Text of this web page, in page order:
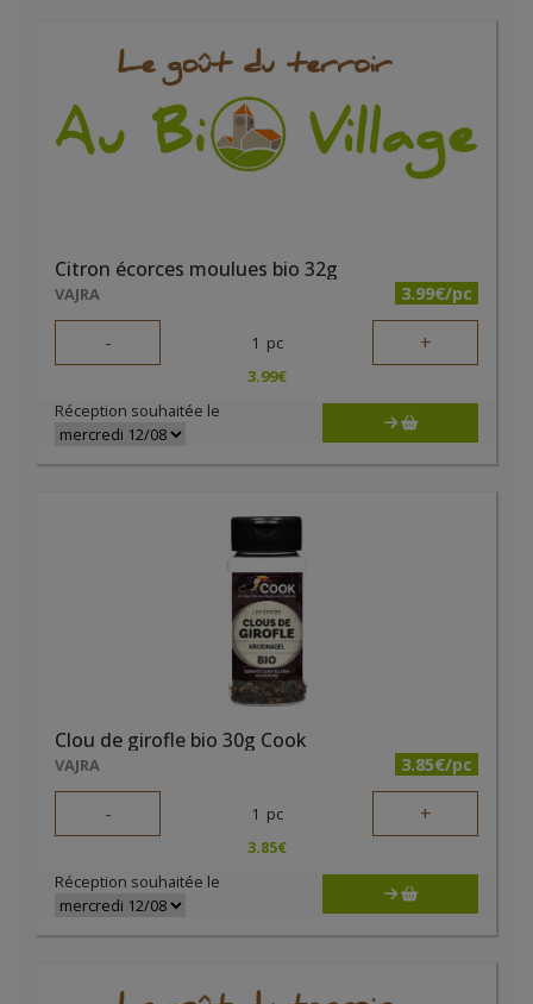
Citron écorces moulues bio 32g
VAJRA 3.99€/pc
- 1 pc +
3.99€
Réception souhaitée le
Clou de girofle bio 30g Cook
VAJRA 3.85€/pc
- 1 pc +
3.85€
Réception souhaitée le